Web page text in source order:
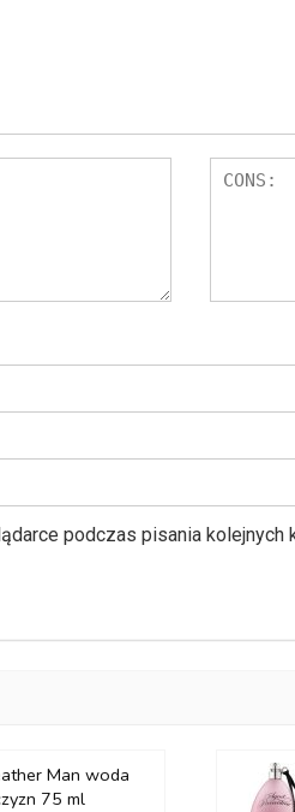
podczas pisania kolejnych
Man woda
75 ml